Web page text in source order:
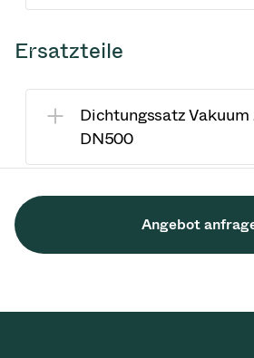
Ersatzteile
Dichtungssatz Vakuum
DN500
Angebot